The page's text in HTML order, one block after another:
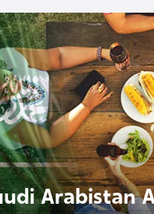
Arabistan